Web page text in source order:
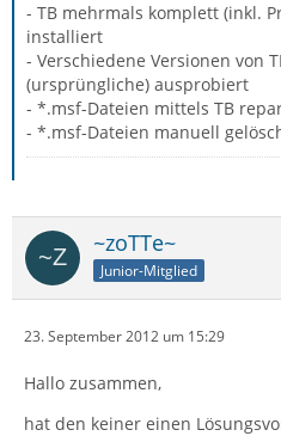
- TB mehrmals komplett (inkl.
installiert
- Verschiedene Versionen von
(ursprüngliche) ausprobiert
- *.msf-Dateien mittels TB
- *.msf-Dateien manuell
~zoTTe~
Junior-Mitglied
23. September 2012 um 15:29
Hallo zusammen,
hat den keiner einen